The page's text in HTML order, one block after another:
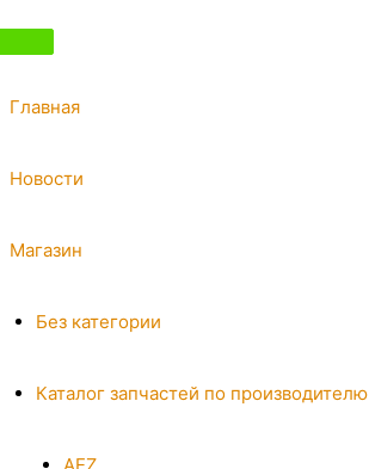
Главная
Новости
Магазин
Без категории
Каталог запчастей по производителю